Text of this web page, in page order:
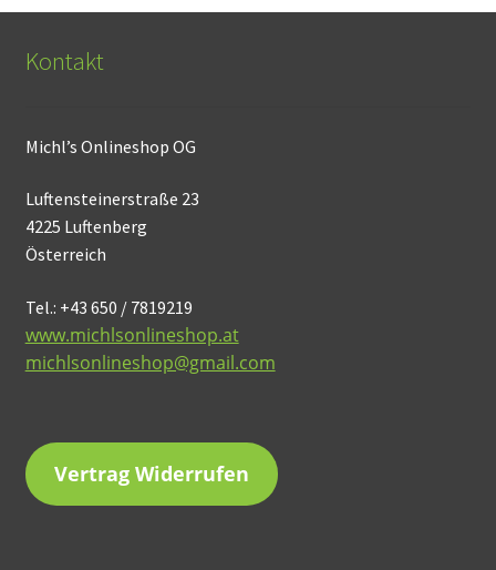
Kontakt
Michl’s Onlineshop OG
Luftensteinerstraße 23
4225 Luftenberg
Österreich
Tel.: +43 650 / 7819219
www.michlsonlineshop.at
michlsonlineshop@gmail.com
Vertrag Widerrufen